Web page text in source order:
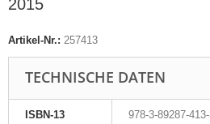
2015
Artikel-Nr.: 257413
TECHNISCHE DATEN
ISBN-13 978-3-89287-